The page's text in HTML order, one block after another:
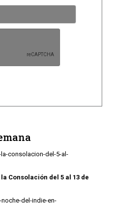
Consolación del 5 al 13 de